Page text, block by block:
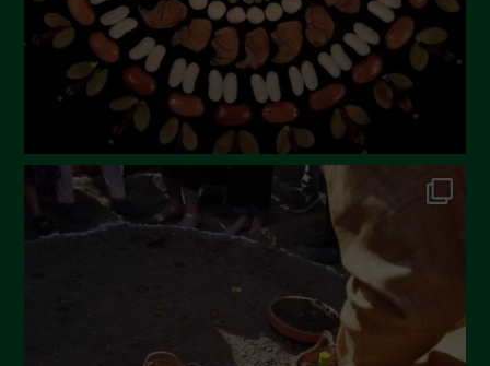
Marzo 2023
Febbraio 2023
Dicembre 2022
Novembre 2022
Ottobre 2022
Settembre 2022